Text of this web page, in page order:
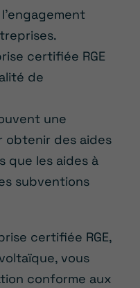
certifiée RGE
de
une
obtenir des aides
que les aides à
subventions
certifiée RGE,
vous
conforme aux